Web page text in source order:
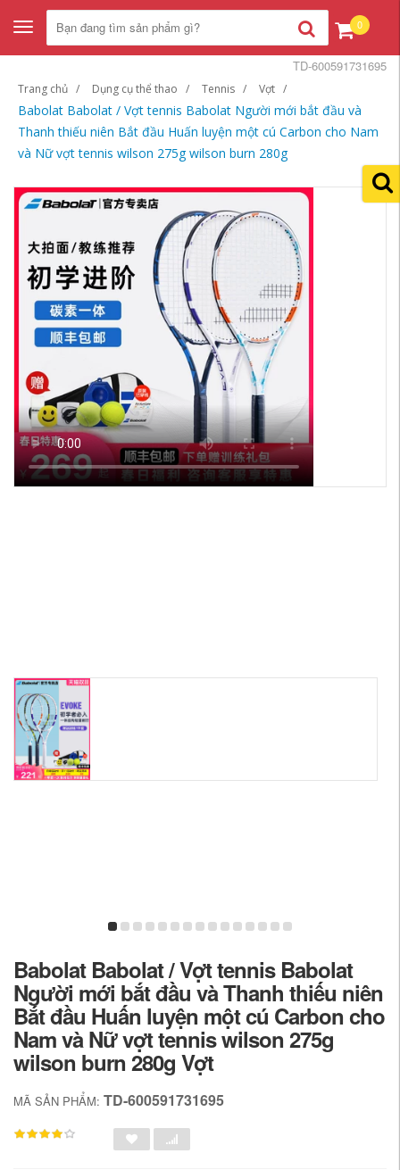
Toggle
navigation
0
Trang chủ Dụng cụ thể thao Tennis Vợt
Babolat Babolat / Vợt tennis Babolat Người mới bắt đầu và
Thanh thiếu niên Bắt đầu Huấn luyện một cú Carbon cho Nam
và Nữ vợt tennis wilson 275g wilson burn 280g
TD-600591731695
Babolat Babolat / Vợt tennis Babolat
Người mới bắt đầu và Thanh thiếu niên
Bắt đầu Huấn luyện một cú Carbon cho
Nam và Nữ vợt tennis wilson 275g
wilson burn 280g Vợt
MÃ SẢN PHẨM: TD-600591731695